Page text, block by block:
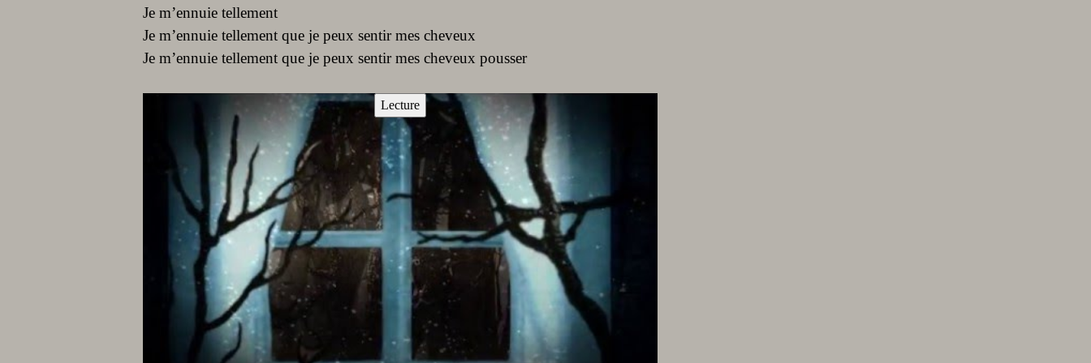
Je m’ennuie tellement
Je m’ennuie tellement que je peux sentir mes cheveux
Je m’ennuie tellement que je peux sentir mes cheveux pousser
Lecture